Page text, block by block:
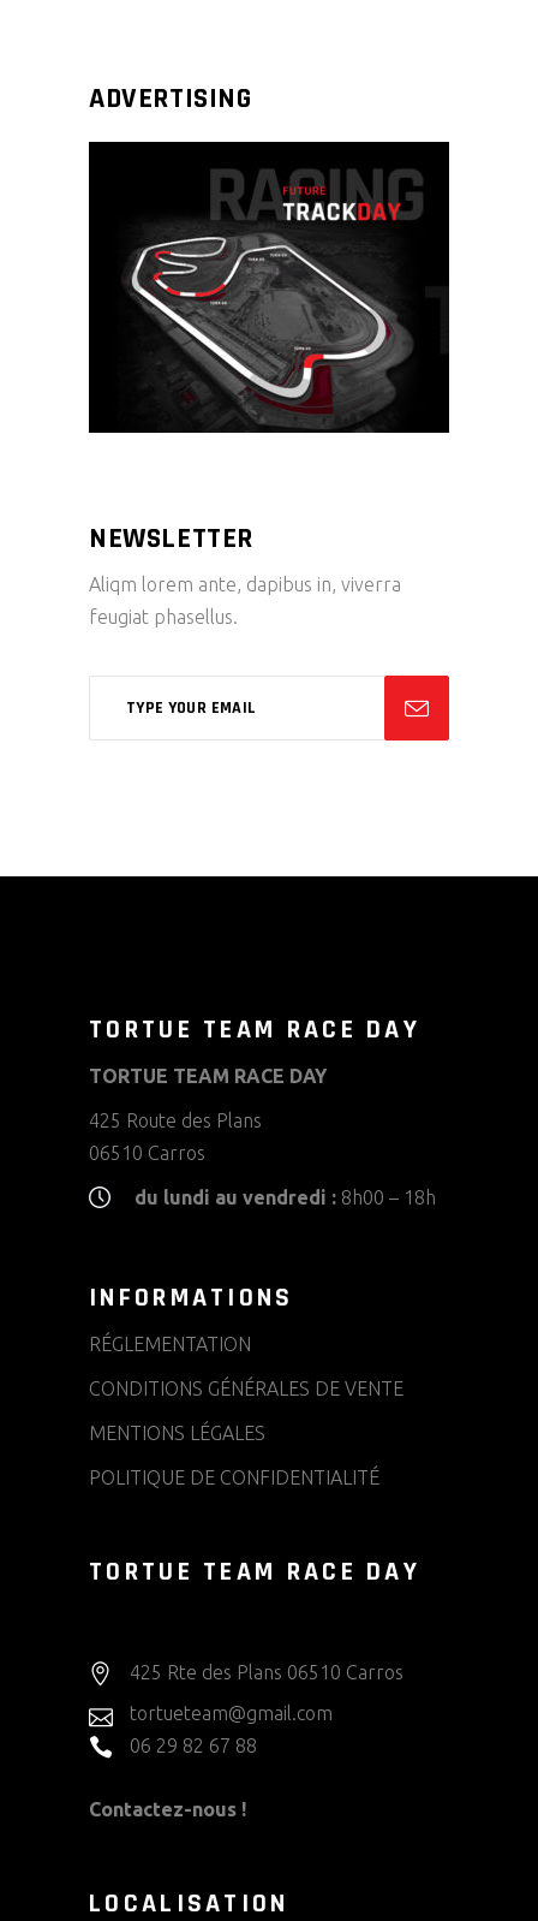
ADVERTISING
NEWSLETTER
Aliqm lorem ante, dapibus in, viverra
feugiat phasellus.
TORTUE TEAM RACE DAY
TORTUE TEAM RACE DAY
425 Route des Plans
06510 Carros
du lundi au vendredi : 8h00 – 18h
INFORMATIONS
RÉGLEMENTATION
CONDITIONS GÉNÉRALES DE VENTE
MENTIONS LÉGALES
POLITIQUE DE CONFIDENTIALITÉ
TORTUE TEAM RACE DAY
425 Rte des Plans 06510 Carros
tortueteam@gmail.com
06 29 82 67 88
Contactez-nous !
LOCALISATION